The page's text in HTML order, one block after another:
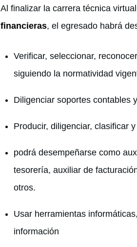
Al finalizar la carrera técnica
financieras, el egresado habrá
Verificar, seleccionar,
siguiendo la normatividad
Diligenciar soportes contables
Producir, diligenciar, clasificar
podrá desempeñarse como
tesorería, auxiliar de
otros.
Usar herramientas
información